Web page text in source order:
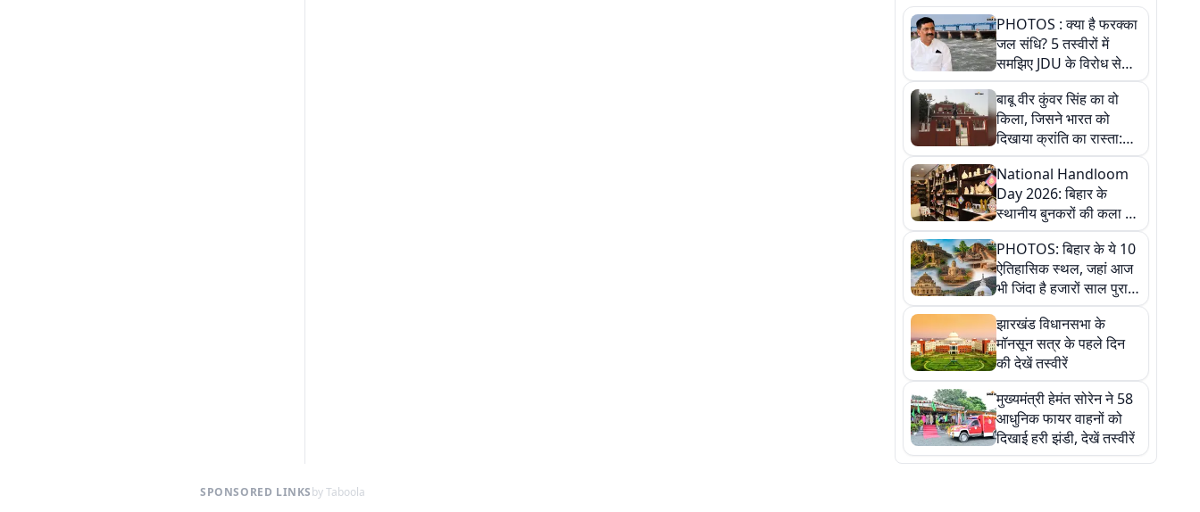
PHOTOS : क्या है फरक्का
जल संधि? 5 तस्वीरों में
समझिए JDU के विरोध से
लेकर बिहार पर असर तक
पूरी कहानी
बाबू वीर कुंवर सिंह का वो
किला, जिसने भारत को
दिखाया क्रांति का रास्ता:
तस्वीरों में देखिए
National Handloom
Day 2026: बिहार के
स्थानीय बुनकरों की कला को
सलाम, तस्वीरों में देखें
हस्तकरघा की समृद्ध परंपरा
PHOTOS: बिहार के ये 10
ऐतिहासिक स्थल, जहां आज
भी जिंदा है हजारों साल पुराना
इतिहास, एक बार जरूर घूमिए
झारखंड विधानसभा के
मॉनसून सत्र के पहले दिन
की देखें तस्वीरें
मुख्यमंत्री हेमंत सोरेन ने 58
आधुनिक फायर वाहनों को
दिखाई हरी झंडी, देखें तस्वीरें
SPONSORED LINKSby Taboola